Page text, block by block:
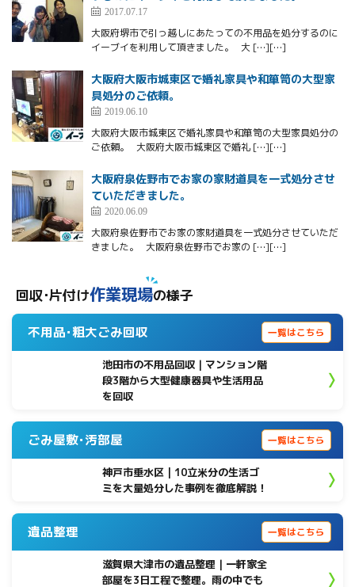
2017.07.17
大阪府堺市で引っ越しにあたっての不用品を処分するのに
イーブイを利用して頂きました。 大 […][…]
大阪府大阪市城東区で婚礼家具や和箪笥の大型家
具処分のご依頼。
2019.06.10
大阪府大阪市城東区で婚礼家具や和箪笥の大型家具処分の
ご依頼。 大阪府大阪市城東区で婚礼 […][…]
大阪府泉佐野市でお家の家財道具を一式処分させ
ていただきました。
2020.06.09
大阪府泉佐野市でお家の家財道具を一式処分させていただ
きました。 大阪府泉佐野市でお家の […][…]
回収･片付け作業現場の様子
不用品･粗大ごみ回収 一覧はこちら
池田市の不用品回収｜マンション階
段3階から大型健康器具や生活用品
を回収
ごみ屋敷･汚部屋 一覧はこちら
神戸市垂水区 | 10立米分の生活ゴ
ミを大量処分した事例を徹底解説！
遺品整理 一覧はこちら
滋賀県大津市の遺品整理｜一軒家全
部屋を3日工程で整理。雨の中でも